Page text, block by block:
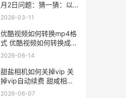
月2日问题：猜一猜：以
下哪种新兴职业更需要编
2026-03-11
优酷视频如何转换mp4格
式 优酷视频如何转换成
mp4
2026-06-14
甜盐相机如何关掉vip 关
掉vip自动续费 甜咸相机
下载
2026-06-07